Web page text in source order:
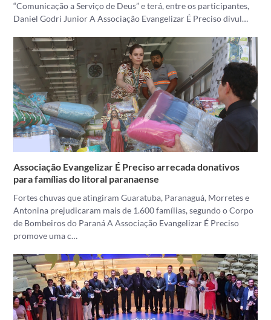
“Comunicação a Serviço de Deus” e terá, entre os participantes,
Daniel Godri Junior A Associação Evangelizar É Preciso divul…
Associação Evangelizar É Preciso arrecada donativos
para famílias do litoral paranaense
Fortes chuvas que atingiram Guaratuba, Paranaguá, Morretes e
Antonina prejudicaram mais de 1.600 famílias, segundo o Corpo
de Bombeiros do Paraná A Associação Evangelizar É Preciso
promove uma c…